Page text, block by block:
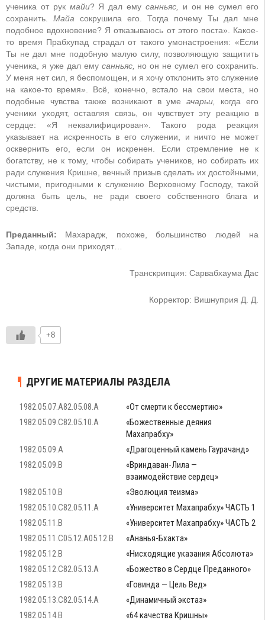
ученика от рук майи? Я дал ему санньяс,
и он не сумел его
сохранить. Майа сокрушила его. Тогда почему Ты дал мне
подобное вдохновение? Я отказываюсь от этого поста». Какое-
то время Прабхупад страдал от такого умонастроения: «Если
Ты не дал мне подобную малую силу, позволяющую защитить
ученика, я уже дал ему санньяс, но он не сумел его сохранить.
У меня нет сил, я беспомощен, и я хочу отклонить это служение
на какое-то время». Всё, конечно, встало на свои места, но
подобные чувства также возникают в умеачарьи, когда его
ученики уходят, оставляя связь, он чувствует эту реакцию в
сердце: «Я неквалифицирован». Такого рода реакция
указывает на искренность в его служении, и ничто не может
осквернить его, если он искренен. Если стремление не к
богатству, не к тому, чтобы собирать учеников, но собирать их
ради служения Кришне, вечный призыв сделать их достойными,
чистыми, пригодными к служению Верховному Господу, такой
должна быть цель, не ради своего собственного блага и
средств.
Преданный: Махарадж, похоже, большинство людей на
Западе, когда они приходят…
Транскрипция: Сарвабхаума Дас
Корректор: Вишнуприя Д. Д.
+8
ДРУГИЕ МАТЕРИАЛЫ РАЗДЕЛА
1982.05.07.A82.05.08.A
«От смерти к бессмертию»
1982.05.09.C82.05.10.A
«Божественные деяния
Махапрабху»
1982.05.09.A
«Драгоценный камень Гаурачанд»
1982.05.09.B
«Вриндаван-Лила —
взаимодействие сердец»
1982.05.10.B
«Эволюция теизма»
1982.05.10.C82.05.11.A
«Университет Махапрабху» ЧАСТЬ 1
1982.05.11.B
«Университет Махапрабху» ЧАСТЬ 2
1982.05.11.C05.12.A05.12.B
«Ананья-Бхакта»
1982.05.12.B
«Нисходящие указания Абсолюта»
1982.05.12.C82.05.13.A
«Божество в Сердце Преданного»
1982.05.13.B
«Говинда — Цель Вед»
1982.05.13.C82.05.14.A
«Динамичный экстаз»
1982.05.14.B
«64 качества Кришны»